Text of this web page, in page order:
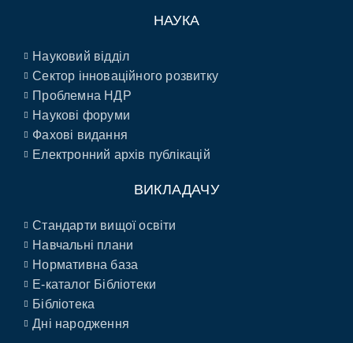
НАУКА
Науковий відділ
Сектор інноваційного розвитку
Проблемна НДР
Наукові форуми
Фахові видання
Електронний архів публікацій
ВИКЛАДАЧУ
Стандарти вищої освіти
Навчальні плани
Нормативна база
E-каталог Бібліотеки
Бібліотека
Дні народження